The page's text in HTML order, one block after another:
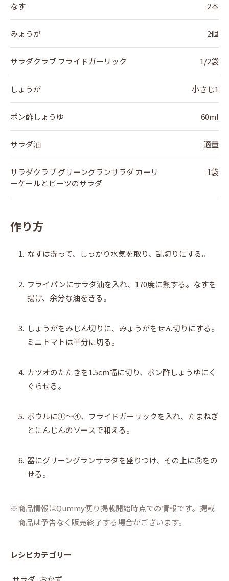
なす 2本
みょうが 2個
サラダクラブ フライドガーリック 1/2袋
しょうが 小さじ1
ポン酢しょうゆ 60ml
サラダ油 適量
サラダクラブ グリーングランサラダ カーリ
ーケールとビーツのサラダ
1袋
作り方
1. なすは洗って、しっかり水気を取り、乱切りにする。
2. フライパンにサラダ油を入れ、170度に熱する。なすを
揚げ、余分な油をきる。
3. しょうがをみじん切りに、みょうがをせん切りにする。
ミニトマトは半分に切る。
4. カツオのたたきを1.5cm幅に切り、ポン酢しょうゆにく
ぐらせる。
5. ボウルに①～④、フライドガーリックを入れ、たまねぎ
とにんじんのソースで和える。
6. 器にグリーングランサラダを盛りつけ、その上に⑤をの
せる。
商品情報はQummy便り掲載開始時点での情報です。掲載
商品は予告なく販売終了する場合がございます。
レシピカテゴリー